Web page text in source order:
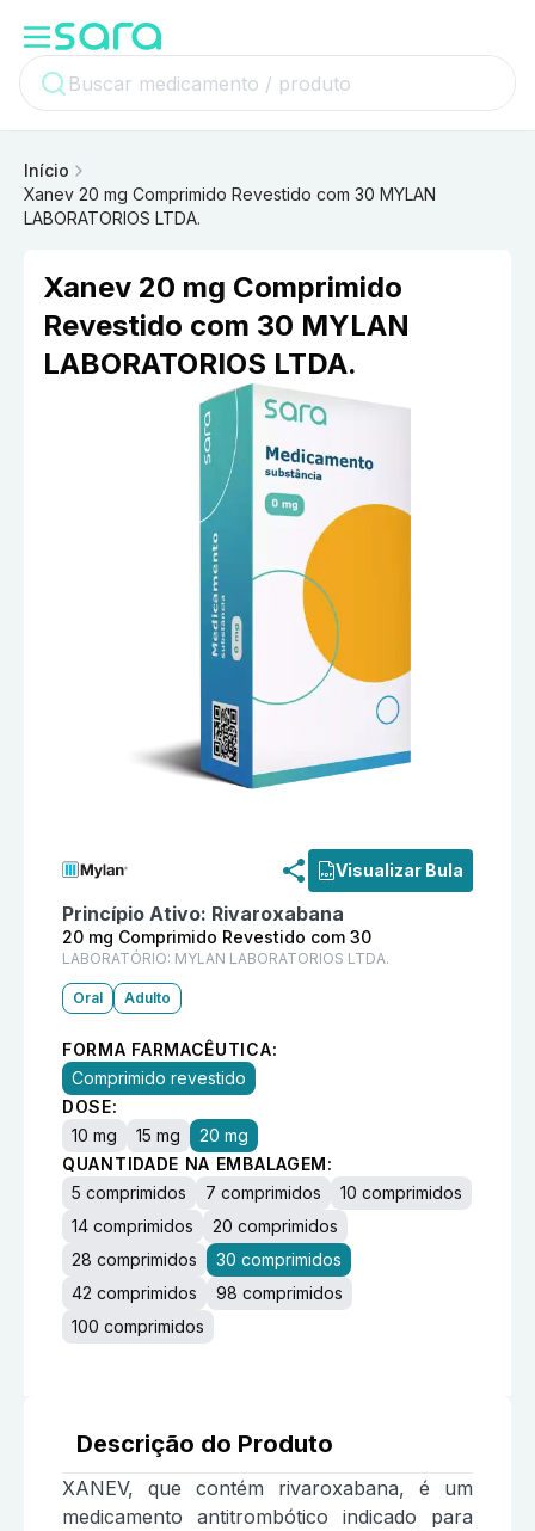
Início
Xanev 20 mg Comprimido Revestido com 30 MYLAN
LABORATORIOS LTDA.
Xanev 20 mg Comprimido
Revestido com 30 MYLAN
LABORATORIOS LTDA.
Visualizar Bula
Princípio Ativo: Rivaroxabana
20 mg Comprimido Revestido com 30
LABORATÓRIO: MYLAN LABORATORIOS LTDA.
Oral Adulto
FORMA FARMACÊUTICA:
Comprimido revestido
DOSE:
10 mg
15 mg
20 mg
QUANTIDADE NA EMBALAGEM:
5 comprimidos
7 comprimidos
10 comprimidos
14 comprimidos
20 comprimidos
28 comprimidos
30 comprimidos
42 comprimidos
98 comprimidos
100 comprimidos
Descrição do Produto
XANEV, que contém rivaroxabana, é um
medicamento antitrombótico indicado para